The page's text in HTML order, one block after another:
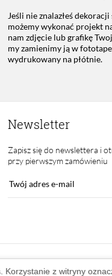
Jeśli nie znalazłeś
możemy wykonać projekt
nam zdjęcie lub grafikę
my zamienimy ją w
wydrukowany na płótnie.
Newsletter
Zapisz się do newslettera i
przy pierwszym zamówieniu
Korzystanie z witryny